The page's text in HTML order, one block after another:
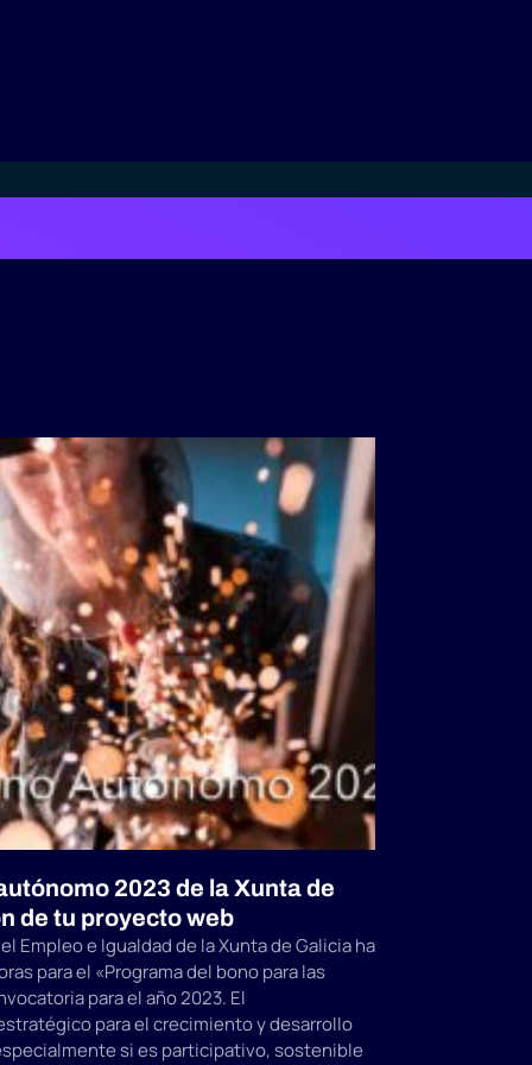
2023 de la Xunta de
de tu proyecto web
Empleo e Igualdad de la Xunta de Galicia ha
para el «Programa del bono para las
para el año 2023. El
para el crecimiento y desarrollo
si es participativo, sostenible